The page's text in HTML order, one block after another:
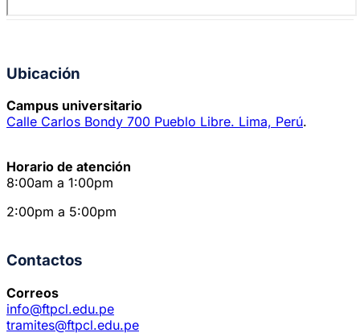
Ubicación
Campus universitario
Calle Carlos Bondy 700 Pueblo Libre. Lima, Perú.
Horario de atención
8:00am a 1:00pm
2:00pm a 5:00pm
Contactos
Correos
info@ftpcl.edu.pe
tramites@ftpcl.edu.pe